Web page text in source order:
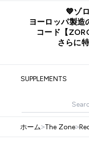
💙ゾ
ヨーロッパ製造
コード【
さらに
SUPPLEMENTS
ホーム>The Zone>